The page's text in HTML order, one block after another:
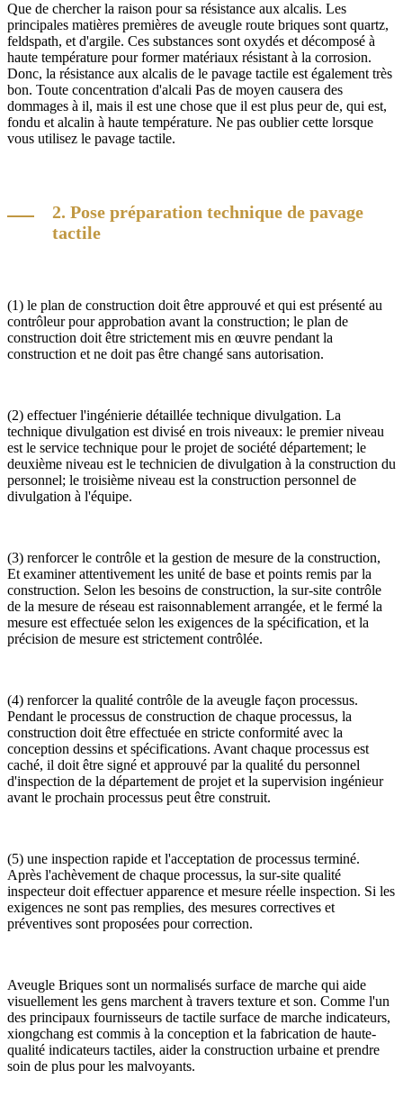
Que de chercher la raison pour sa résistance aux alcalis. Les
principales matières premières de aveugle route briques sont quartz,
feldspath, et d'argile. Ces substances sont oxydés et décomposé à
haute température pour former matériaux résistant à la corrosion.
Donc, la résistance aux alcalis de le pavage tactile est également très
bon. Toute concentration d'alcali Pas de moyen causera des
dommages à il, mais il est une chose que il est plus peur de, qui est,
fondu et alcalin à haute température. Ne pas oublier cette lorsque
vous utilisez le pavage tactile.
2. Pose préparation technique de pavage
tactile
(1) le plan de construction doit être approuvé et qui est présenté au
contrôleur pour approbation avant la construction; le plan de
construction doit être strictement mis en œuvre pendant la
construction et ne doit pas être changé sans autorisation.
(2) effectuer l'ingénierie détaillée technique divulgation. La
technique divulgation est divisé en trois niveaux: le premier niveau
est le service technique pour le projet de société département; le
deuxième niveau est le technicien de divulgation à la construction du
personnel; le troisième niveau est la construction personnel de
divulgation à l'équipe.
(3) renforcer le contrôle et la gestion de mesure de la construction,
Et examiner attentivement les unité de base et points remis par la
construction. Selon les besoins de construction, la sur-site contrôle
de la mesure de réseau est raisonnablement arrangée, et le fermé la
mesure est effectuée selon les exigences de la spécification, et la
précision de mesure est strictement contrôlée.
(4) renforcer la qualité contrôle de la aveugle façon processus.
Pendant le processus de construction de chaque processus, la
construction doit être effectuée en stricte conformité avec la
conception dessins et spécifications. Avant chaque processus est
caché, il doit être signé et approuvé par la qualité du personnel
d'inspection de la département de projet et la supervision ingénieur
avant le prochain processus peut être construit.
(5) une inspection rapide et l'acceptation de processus terminé.
Après l'achèvement de chaque processus, la sur-site qualité
inspecteur doit effectuer apparence et mesure réelle inspection. Si les
exigences ne sont pas remplies, des mesures correctives et
préventives sont proposées pour correction.
Aveugle Briques sont un normalisés surface de marche qui aide
visuellement les gens marchent à travers texture et son. Comme l'un
des principaux fournisseurs de tactile surface de marche indicateurs,
xiongchang est commis à la conception et la fabrication de haute-
qualité indicateurs tactiles, aider la construction urbaine et prendre
soin de plus pour les malvoyants.